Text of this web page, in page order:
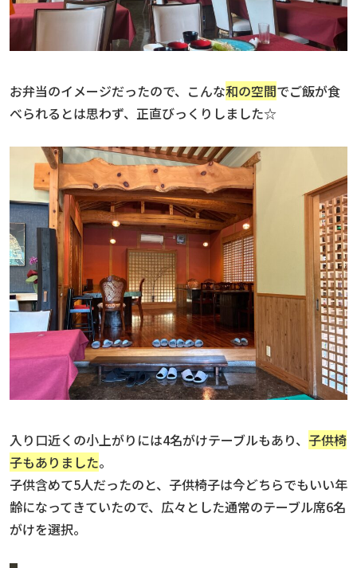
お弁当のイメージだったので、こんな和の空間でご飯が食
べられるとは思わず、正直びっくりしました☆
入り口近くの小上がりには4名がけテーブルもあり、 子供椅
子もありました。
子供含めて5人だったのと、子供椅子は今どちらでもいい年
齢になってきていたので、広々とした通常のテーブル席6名
がけを選択。